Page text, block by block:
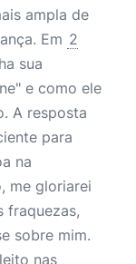
ampla de
Em 2
sua
e como ele
A resposta
para
na
me gloriarei
fraquezas,
sobre mim.
nas